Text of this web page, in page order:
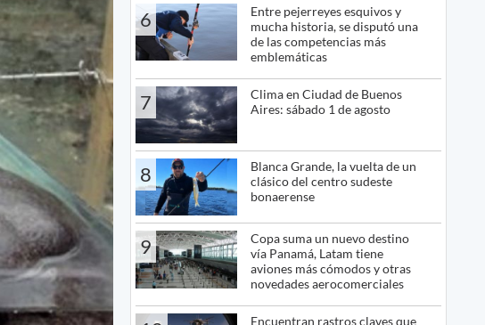
6
Entre pejerreyes esquivos y
mucha historia, se disputó una
de las competencias más
emblemáticas
7
Clima en Ciudad de Buenos
Aires: sábado 1 de agosto
8
Blanca Grande, la vuelta de un
clásico del centro sudeste
bonaerense
9
Copa suma un nuevo destino
vía Panamá, Latam tiene
aviones más cómodos y otras
novedades aerocomerciales
Encuentran rastros claves que